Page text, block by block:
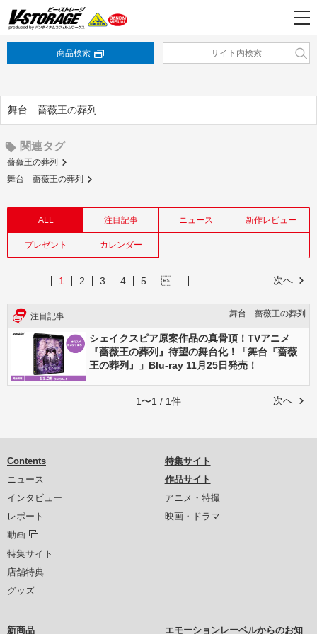
商品検索
舞台 薔薇王の葬列
関連タグ
薔薇王の葬列
舞台 薔薇王の葬列
ALL 注目記事 ニュース 新作レビュー
プレゼント カレンダー
次へ
1 2 3 4 5 …
注目記事 舞台 薔薇王の葬列
シェイクスピア原案作品の真骨頂！TVアニメ
『薔薇王の葬列』待望の舞台化！「舞台『薔薇
王の葬列』」Blu-ray 11月25日発売！
次へ
1〜1 / 1件
Contents
ニュース
インタビュー
レポート
動画
特集サイト
店舗特典
グッズ
特集サイト
作品サイト
アニメ・特撮
映画・ドラマ
新商品 エモーションレーベルからのお知